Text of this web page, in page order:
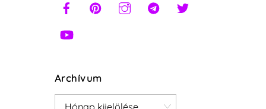
Archívum
Archívum